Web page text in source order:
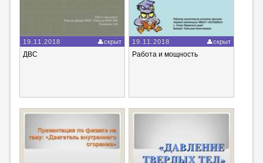
19.11.2018 скрыт
ДВС
19.11.2018 скрыт
Работа и мощность